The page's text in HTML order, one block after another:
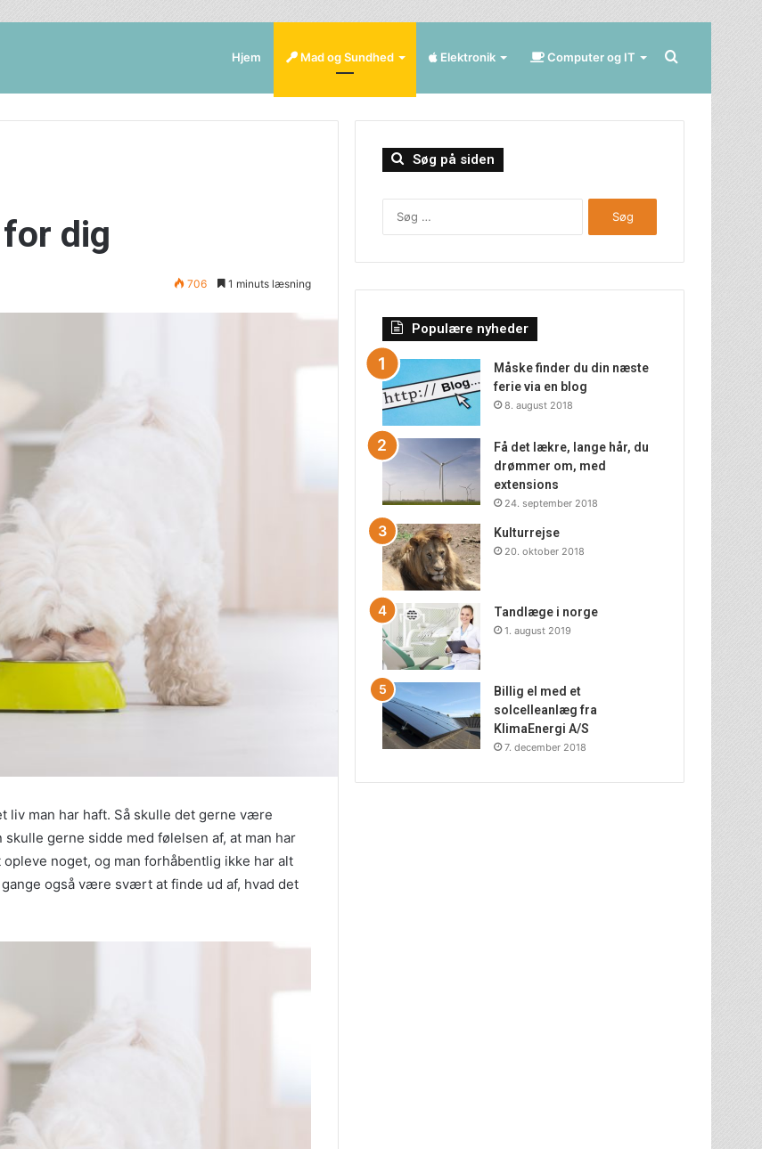
Hjem Mad og Sundhed Elektronik Computer og IT Søg
efter
dig
706 1 minuts læsning
liv man har haft. Så skulle det gerne være
gerne sidde med følelsen af, at man har
noget, og man forhåbentlig ikke har alt
også være svært at finde ud af, hvad det
Søg på siden
Populære nyheder
Måske finder du din næste
ferie via en blog
8. august 2018
Få det lækre, lange hår, du
drømmer om, med
extensions
24. september 2018
Kulturrejse
20. oktober 2018
Tandlæge i norge
1. august 2019
Billig el med et
solcelleanlæg fra
KlimaEnergi A/S
7. december 2018